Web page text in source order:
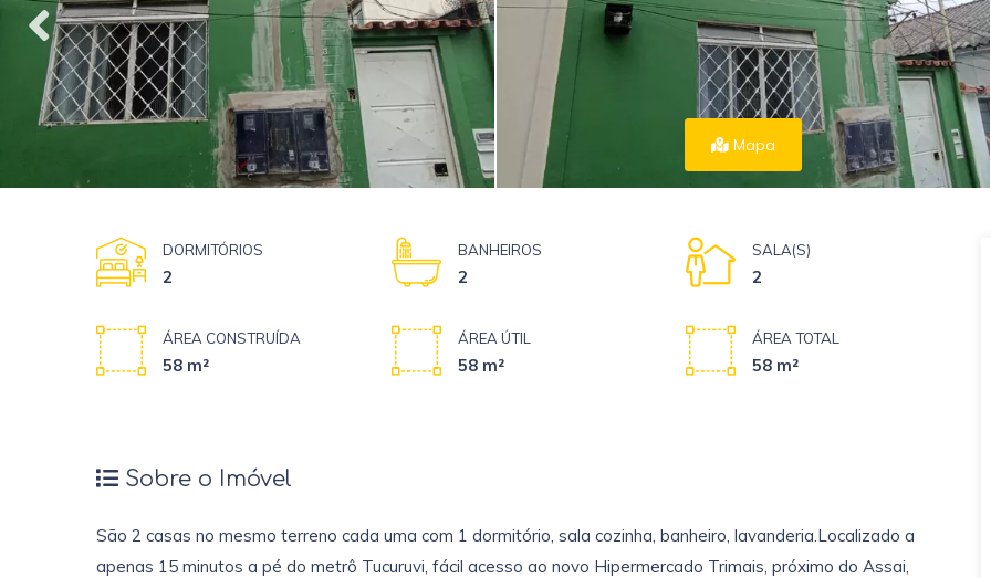
Mapa
DORMITÓRIOS
2
BANHEIROS
2
SALA(S)
2
ÁREA CONSTRUÍDA
58 m²
ÁREA ÚTIL
58 m²
ÁREA TOTAL
58 m²
Sobre o Imóvel
São 2 casas no mesmo terreno cada uma com 1 dormitório, sala cozinha, banheiro, lavanderia.Localizado a
apenas 15 minutos a pé do metrô Tucuruvi, fácil acesso ao novo Hipermercado Trimais, próximo do Assai,